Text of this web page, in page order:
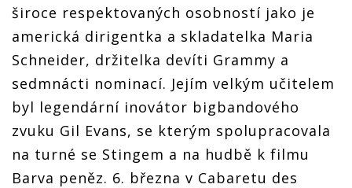
široce respektovaných osobností jako je
americká dirigentka a skladatelka Maria
Schneider, držitelka devíti Grammy a
sedmnácti nominací. Jejím velkým učitelem
byl legendární inovátor bigbandového
zvuku Gil Evans, se kterým spolupracovala
na turné se Stingem a na hudbě k filmu
Barva peněz. 6. března v Cabaretu des